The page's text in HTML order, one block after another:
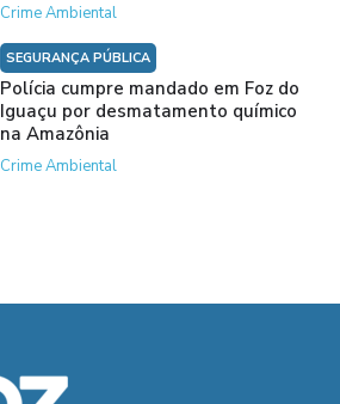
Crime Ambiental
SEGURANÇA PÚBLICA
Polícia cumpre mandado em Foz do
Iguaçu por desmatamento químico
na Amazônia
Crime Ambiental